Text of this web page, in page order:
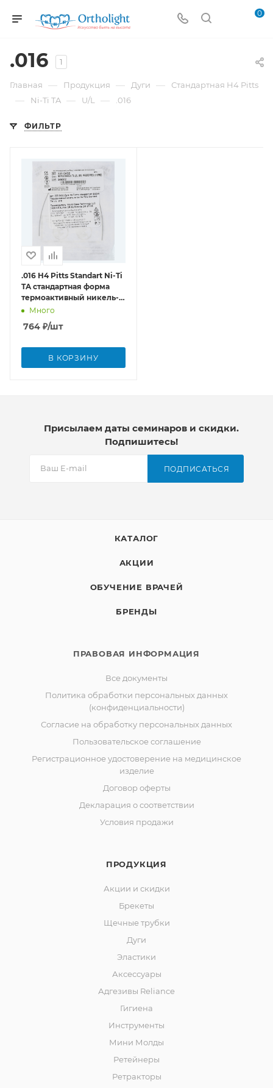
0
.016 1
Главная — Продукция — Дуги — Стандартная H4 Pitts
— Ni-Ti TA — U/L — .016
ФИЛЬТР
.016 H4 Pitts Standart Ni-Ti
TA стандартная форма
термоактивный никель-
титан
Много
764 ₽/шт
В КОРЗИНУ
Присылаем даты семинаров и скидки.
Подпишитесь!
ПОДПИСАТЬСЯ
КАТАЛОГ
АКЦИИ
ОБУЧЕНИЕ ВРАЧЕЙ
БРЕНДЫ
ПРАВОВАЯ ИНФОРМАЦИЯ
Все документы
Политика обработки персональных данных
(конфиденциальности)
Согласие на обработку персональных данных
Пользовательское соглашение
Регистрационное удостоверение на медицинское
изделие
Договор оферты
Декларация о соответствии
Условия продажи
ПРОДУКЦИЯ
Акции и скидки
Брекеты
Щечные трубки
Дуги
Эластики
Аксессуары
Адгезивы Reliance
Гигиена
Инструменты
Мини Молды
Ретейнеры
Ретракторы